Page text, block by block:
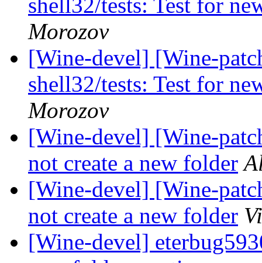
shell32/tests: Test for
Morozov
[Wine-devel] [Wine-
shell32/tests: Test for
Morozov
[Wine-devel] [Wine-
not create a new folder
[Wine-devel] [Wine-
not create a new folder
[Wine-devel]